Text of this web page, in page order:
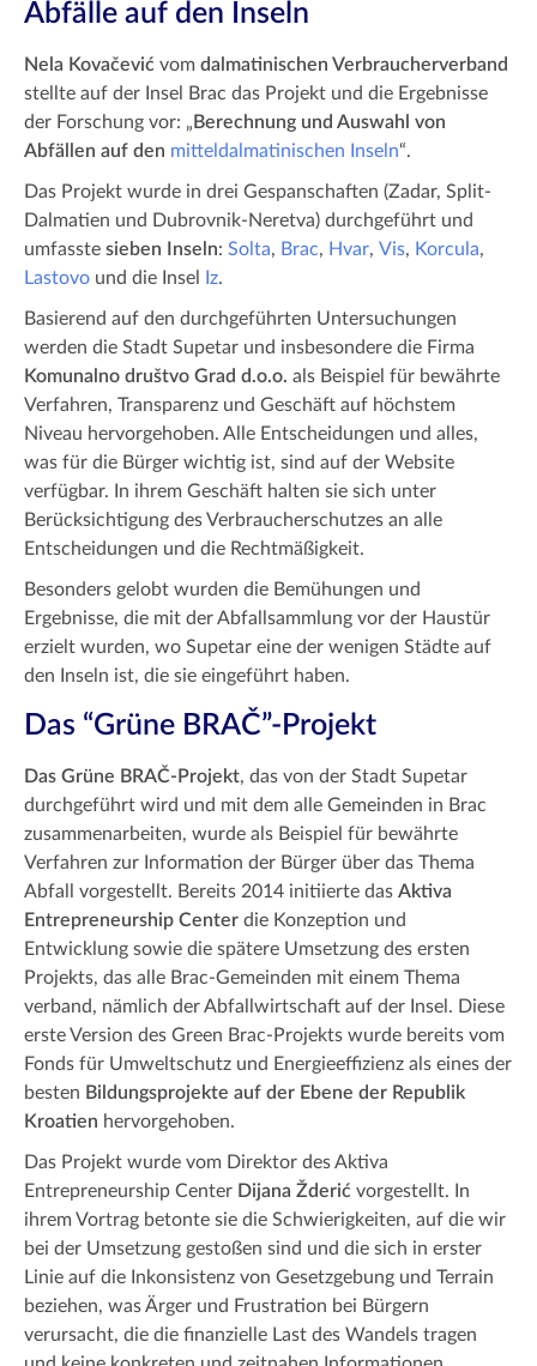
Abfälle auf den Inseln
Nela Kovačević vom dalmatinischen Verbraucherverband
stellte auf der Insel Brac das Projekt und die Ergebnisse
der Forschung vor: „ Berechnung und Auswahl von
Abfällen auf den mitteldalmatinischen Inseln“.
Das Projekt wurde in drei Gespanschaften (Zadar, Split-
Dalmatien und Dubrovnik-Neretva) durchgeführt und
umfasste sieben Inseln: Solta, Brac, Hvar, Vis, Korcula,
Lastovo und die Insel Iz.
Basierend auf den durchgeführten Untersuchungen
werden die Stadt Supetar und insbesondere die Firma
Komunalno društvo Grad d.o.o. als Beispiel für bewährte
Verfahren, Transparenz und Geschäft auf höchstem
Niveau hervorgehoben. Alle Entscheidungen und alles,
was für die Bürger wichtig ist, sind auf der Website
verfügbar. In ihrem Geschäft halten sie sich unter
Berücksichtigung des Verbraucherschutzes an alle
Entscheidungen und die Rechtmäßigkeit.
Besonders gelobt wurden die Bemühungen und
Ergebnisse, die mit der Abfallsammlung vor der Haustür
erzielt wurden, wo Supetar eine der wenigen Städte auf
den Inseln ist, die sie eingeführt haben.
Das “Grüne BRAČ”-Projekt
Das Grüne BRAČ-Projekt, das von der Stadt Supetar
durchgeführt wird und mit dem alle Gemeinden in Brac
zusammenarbeiten, wurde als Beispiel für bewährte
Verfahren zur Information der Bürger über das Thema
Abfall vorgestellt. Bereits 2014 initiierte das Aktiva
Entrepreneurship Center die Konzeption und
Entwicklung sowie die spätere Umsetzung des ersten
Projekts, das alle Brac-Gemeinden mit einem Thema
verband, nämlich der Abfallwirtschaft auf der Insel. Diese
erste Version des Green Brac-Projekts wurde bereits vom
Fonds für Umweltschutz und Energieeffizienz als eines der
besten Bildungsprojekte auf der Ebene der Republik
Kroatien hervorgehoben.
Das Projekt wurde vom Direktor des Aktiva
Entrepreneurship Center Dijana Žderić vorgestellt. In
ihrem Vortrag betonte sie die Schwierigkeiten, auf die wir
bei der Umsetzung gestoßen sind und die sich in erster
Linie auf die Inkonsistenz von Gesetzgebung und Terrain
beziehen, was Ärger und Frustration bei Bürgern
verursacht, die die finanzielle Last des Wandels tragen